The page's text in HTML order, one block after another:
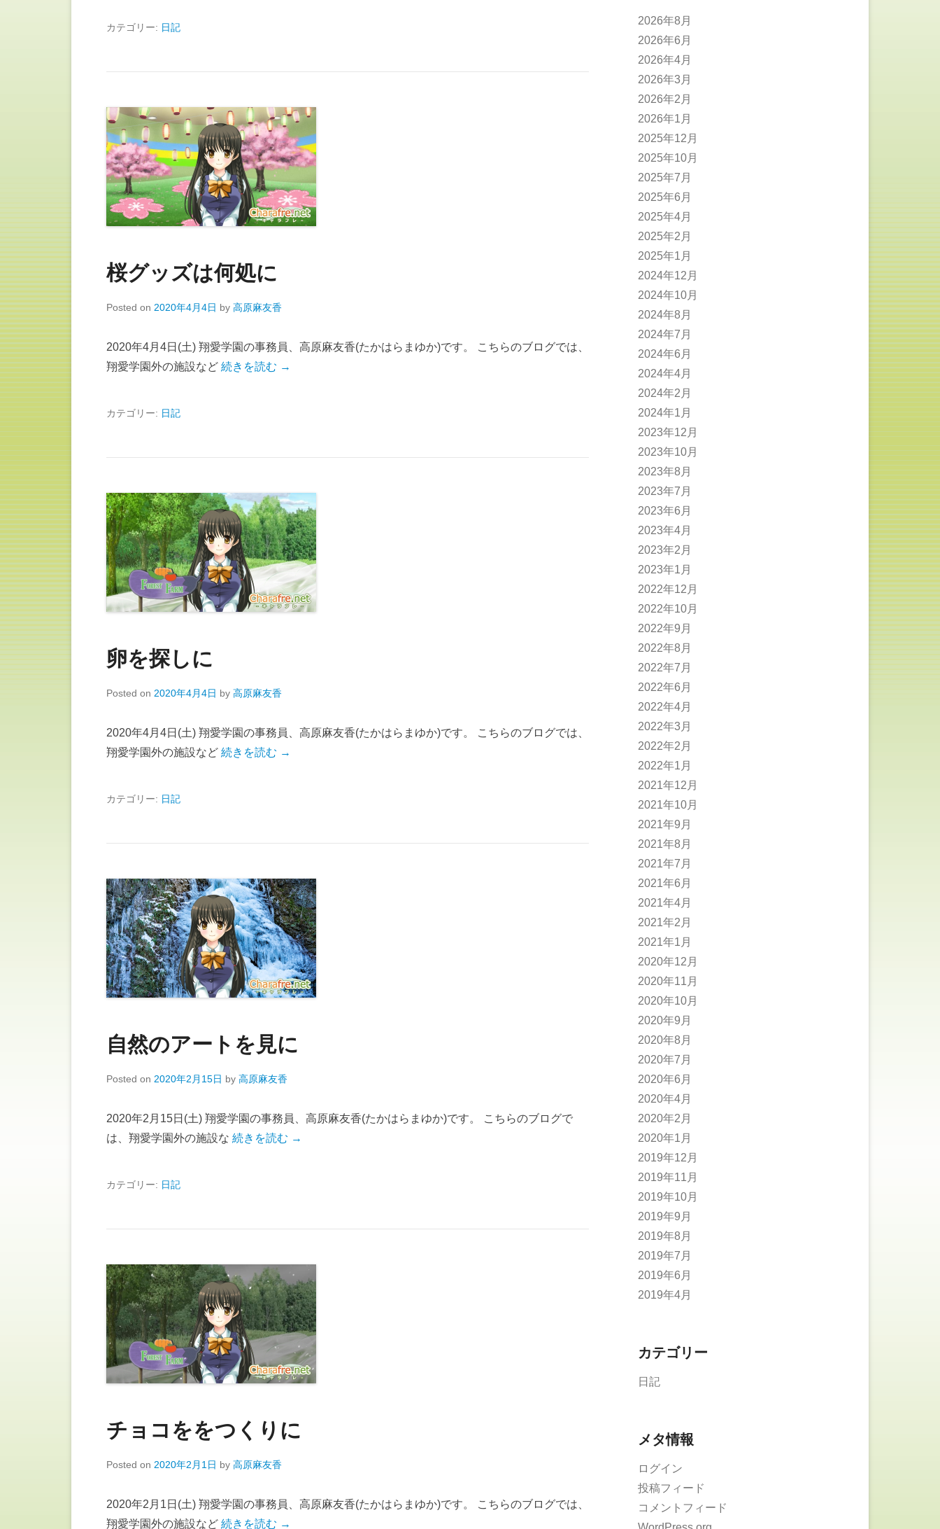
カテゴリー: 日記
桜グッズは何処に
Posted on 2020年4月4日 by 高原麻友香
2020年4月4日(土) 翔愛学園の事務員、高原麻友香(たかはらまゆか)です。 こちらのブログでは、
翔愛学園外の施設など 続きを読む →
カテゴリー: 日記
卵を探しに
Posted on 2020年4月4日 by 高原麻友香
2020年4月4日(土) 翔愛学園の事務員、高原麻友香(たかはらまゆか)です。 こちらのブログでは、
翔愛学園外の施設など 続きを読む →
カテゴリー: 日記
自然のアートを見に
Posted on 2020年2月15日 by 高原麻友香
2020年2月15日(土) 翔愛学園の事務員、高原麻友香(たかはらまゆか)です。 こちらのブログで
は、翔愛学園外の施設な 続きを読む →
カテゴリー: 日記
チョコををつくりに
Posted on 2020年2月1日 by 高原麻友香
2020年2月1日(土) 翔愛学園の事務員、高原麻友香(たかはらまゆか)です。 こちらのブログでは、
翔愛学園外の施設など 続きを読む →
2026年8月
2026年6月
2026年4月
2026年3月
2026年2月
2026年1月
2025年12月
2025年10月
2025年7月
2025年6月
2025年4月
2025年2月
2025年1月
2024年12月
2024年10月
2024年8月
2024年7月
2024年6月
2024年4月
2024年2月
2024年1月
2023年12月
2023年10月
2023年8月
2023年7月
2023年6月
2023年4月
2023年2月
2023年1月
2022年12月
2022年10月
2022年9月
2022年8月
2022年7月
2022年6月
2022年4月
2022年3月
2022年2月
2022年1月
2021年12月
2021年10月
2021年9月
2021年8月
2021年7月
2021年6月
2021年4月
2021年2月
2021年1月
2020年12月
2020年11月
2020年10月
2020年9月
2020年8月
2020年7月
2020年6月
2020年4月
2020年2月
2020年1月
2019年12月
2019年11月
2019年10月
2019年9月
2019年8月
2019年7月
2019年6月
2019年4月
カテゴリー
日記
メタ情報
ログイン
投稿フィード
コメントフィード